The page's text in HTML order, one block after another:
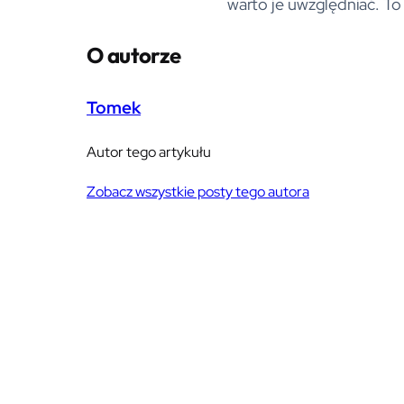
O autorze
Tomek
Autor tego artykułu
Zobacz wszystkie posty tego autora